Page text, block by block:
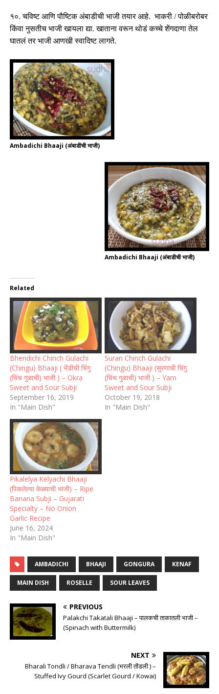
१०.चविष्ट आणि पौष्टिक अंबाडीची भाजी तयार आहे. भाकरी /पोळीबरोबर
किंवा नुसतीच भाजी खायला द्या.खाताना वरून थोडं कच्चे शेंगदाणा तेल
घातलं तर भाजी आणखी स्वादिष्ट लागते.
Ambadichi Bhaaji (अंबाडीची भाजी)
Ambadichi Bhaaji (अंबाडीची भाजी)
Related
Bhendichi Chinch Gulachi
(Chingu) Bhaaji ( भेंडीची चिंगु
(चिंच गुळाची) भाजी ) – Okra
Sweet and Sour Subji
September 16, 2019
In "Main Dish"
Suran Chinch Gulachi
(Chingu) Bhaaji (सुरणाची चिंगु
(चिंच गुळाची) भाजी ) – Yam
Sweet and Sour Subji
October 19, 2018
In "Main Dish"
Pikalelya Kelyachi Bhaaji
(पिकलेल्या केळ्याची भाजी) – Ripe
Banana Subji – Gujarati
Specialty – No Onion
Garlic Recipe
June 16, 2024
In "Main Dish"
AMBADICHI BHAAJI GONGURA KENAF
MAIN DISH ROSELLE SOUR LEAVES
PREVIOUS
Palakchi Takatali Bhaaji – पालकची ताकातली भाजी –
(Spinach with Buttermilk)
NEXT
Bharali Tondli / Bharava Tendli (भरली तोंडली ) –
Stuffed Ivy Gourd (Scarlet Gourd / Kowai)